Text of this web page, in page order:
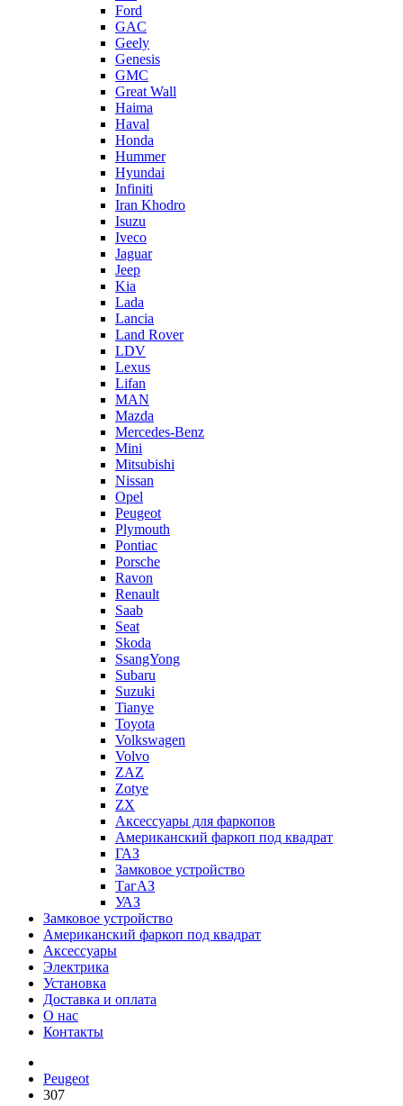
Ford
GAC
Geely
Genesis
GMC
Great Wall
Haima
Haval
Honda
Hummer
Hyundai
Infiniti
Iran Khodro
Isuzu
Iveco
Jaguar
Jeep
Kia
Lada
Lancia
Land Rover
LDV
Lexus
Lifan
MAN
Mazda
Mercedes-Benz
Mini
Mitsubishi
Nissan
Opel
Peugeot
Plymouth
Pontiac
Porsche
Ravon
Renault
Saab
Seat
Skoda
SsangYong
Subaru
Suzuki
Tianye
Toyota
Volkswagen
Volvo
ZAZ
Zotye
ZX
Аксессуары для фаркопов
Американский фаркоп под квадрат
ГАЗ
Замковое устройство
ТагАЗ
УАЗ
Замковое устройство
Американский фаркоп под квадрат
Аксессуары
Электрика
Установка
Доставка и оплата
О нас
Контакты
Peugeot
307